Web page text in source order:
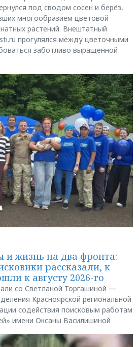
под сводом сосен и берёз,
многообразием цветовой
растений. Внештатный
прогулялся между цветочными
заботливо выращенной
и жизнь на два фронта:
рассказали, к
к августу 2026-го
со Светланой Торгашиной —
Красноярской региональной
содействия поисковым работам
имени Оксаны Василишиной